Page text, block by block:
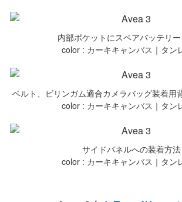
内部ポケットにスペアバッテリ
color : カーキキャンバス｜タン
ベルト、ビリンガム適合カメラバッグ装着用
color : カーキキャンバス｜タン
サイドパネルへの装着方法
color : カーキキャンバス｜タン